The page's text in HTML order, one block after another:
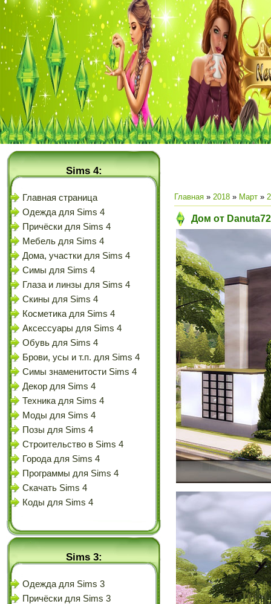
Sims 4:
Главная страница
Одежда для Sims 4
Причёски для Sims 4
Мебель для Sims 4
Дома, участки для Sims 4
Симы для Sims 4
Глаза и линзы для Sims 4
Скины для Sims 4
Косметика для Sims 4
Аксессуары для Sims 4
Обувь для Sims 4
Брови, усы и т.п. для Sims 4
Симы знаменитости Sims 4
Декор для Sims 4
Техника для Sims 4
Моды для Sims 4
Позы для Sims 4
Строительство в Sims 4
Города для Sims 4
Программы для Sims 4
Скачать Sims 4
Коды для Sims 4
Sims 3:
Одежда для Sims 3
Причёски для Sims 3
Главная » 2018 » Март »
Дом от